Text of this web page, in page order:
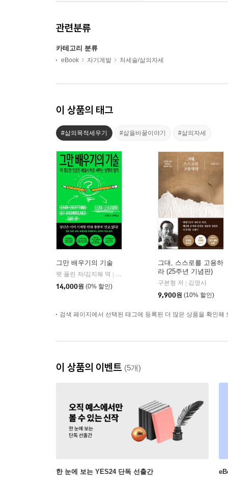
관련분류
카테고리 분류
eBook 자기계발 처세술/삶의자세
이 상품의 태그
#삶의목적세우기 #삶을바꿀이야기 #삶의자세
그만 배우기의 기술
팻 플린 저/김지혜 역 |
14,000원 (0% 할인)
그대, 스스로를 고용하
라 (25주년 기념판)
구본형 저 | 김영사
9,900원 (10% 할인)
검색 페이지에서 선택된 태그에 등록된 더 많은 상품을 확인해
이 상품의 이벤트 (5개)
한 눈에 보는 YES24 단독 선출간